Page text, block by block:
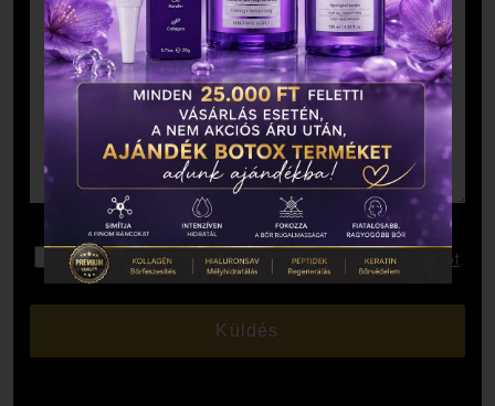
Elolvastam és elfogadom az Adatkezelési Tájékoztatót